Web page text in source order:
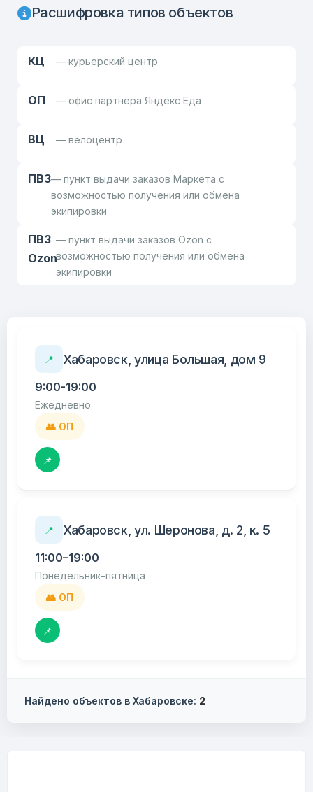
Расшифровка типов объектов
КЦ — курьерский центр
ОП — офис партнёра Яндекс Еда
ВЦ — велоцентр
ПВЗ— пункт выдачи заказов Маркета с
возможностью получения или обмена
экипировки
ПВЗ
Ozon
— пункт выдачи заказов Ozon с
возможностью получения или обмена
экипировки
📍 Хабаровск, улица Большая, дом 9
9:00-19:00
Ежедневно
👥 ОП
📌
📍 Хабаровск, ул. Шеронова, д. 2, к. 5
11:00–19:00
Понедельник–пятница
👥 ОП
📌
Найдено объектов в Хабаровске: 2